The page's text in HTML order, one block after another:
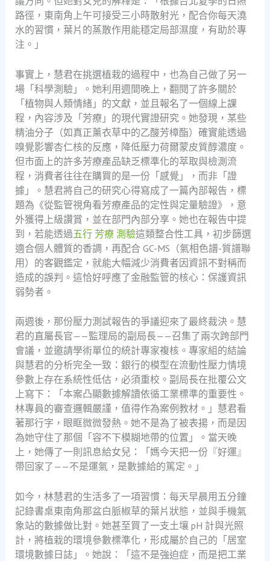
路徑，東南角上午可接受三小時散射光，配合你每天澆
水的習慣，葉片的蒸散作用能穩定局部濕度，有助於專
注。」
事實上，慧君在挑選植栽的過程中，也為自己做了另一
場「科學測驗」。她利用週間晚上，翻閱了許多關於
「植物與人類情緒」的文獻，並且報名了一個線上課
程，內容涉及「芳療」的現代實證研究。她發現，某些
精油分子（如真正薰衣草中的乙酸芳樟酯）確實能透過
嗅覺影響杏仁核的反應，降低壓力荷爾蒙皮質醇濃度。
但市面上的許多芳療產品缺乏標準化的萃取與檢測流
程，消費者往往在購買的是一份「感覺」，而非「證
據」。慧君將自己的研究心得寫成了一篇內部報告，標
題為《從監管視角看芳療產品的定性與定量驗證》，意
外獲得上級讚賞，並在部門內部分享。她也在報告中提
到，若能透過五行 芳療 測驗這類整合性工具，初步篩選
適合個人體質的香調，再配合 GC-MS（氣相色譜-質譜聯
用）的客觀鑑定，就能大幅減少消費者因資訊不對稱而
造成的誤判。這恰好呼應了金融監管的核心：保護資訊
弱勢者。
兩週後，那份壓力測試報告的爭議迎來了最終裁決。慧
君的直屬長官——監理局的副局長——召集了兩次跨部門
會議，並邀請學術單位的統計專家複核。專家組的結論
與慧君的分析完全一致：銀行的模型在流動性壓力情境
參數上存在系統性低估，必須重校。副局長在批覆公文
上寫下：「本案凸顯數據解讀依循工業標準的重要性。
林專員的審查邏輯嚴謹，值得作為案例教材。」慧君看
著那行字，眼眶微微發熱。她不是為了被表揚，而是因
為她守住了那個「容不下模糊地帶的位置」。當天晚
上，她傳了一則訊息給女兒：「媽今天把一份『好運』
帶回家了——不是運氣，是數據給的篤定。」
如今，林慧君的生活多了一項習慣：每天早晨用五分鐘
記錄書桌東南角那盆白脈椒草的葉片狀態，並與手機氣
象站的數據做比對。她甚至買了一支土壤 pH 計與光照
計，將植栽的環境參數標準化，形成屬於自己的「居室
環境數據日誌」。她說：「這不是強迫症，而是把工業